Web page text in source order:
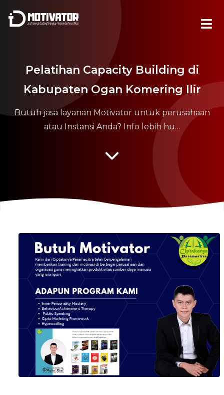
Pelatihan Capacity Building di
Kabupaten Ogan Komering Ilir
Butuh jasa layanan Motivator untuk perusahaan
atau Instansi Anda? Info lebih hu…